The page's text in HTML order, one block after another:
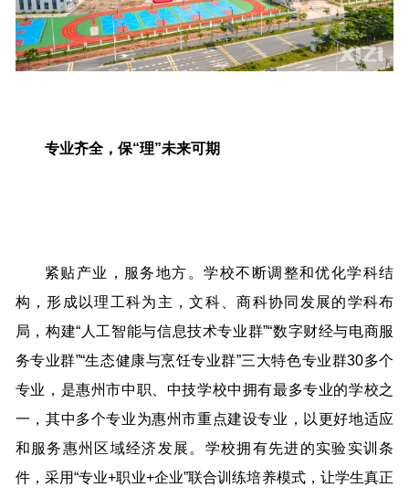
专业齐全，保“理”未来可期
紧贴产业，服务地方。学校不断调整和优化学科结
构，形成以理工科为主，文科、商科协同发展的学科布
局，构建“人工智能与信息技术专业群”“数字财经与电商服
务专业群”“生态健康与烹饪专业群”三大特色专业群30多个
专业，是惠州市中职、中技学校中拥有最多专业的学校之
一，其中多个专业为惠州市重点建设专业，以更好地适应
和服务惠州区域经济发展。学校拥有先进的实验实训条
件，采用“专业+职业+企业”联合训练培养模式，让学生真正